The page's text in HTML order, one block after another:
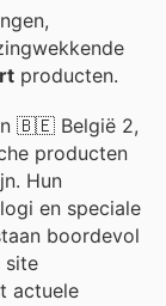
producten.
🇧🇪 België 2,
producten
Hun
en speciale
boordevol
site
actuele